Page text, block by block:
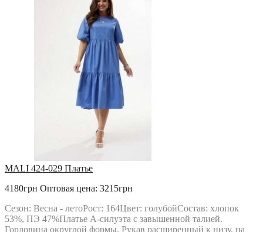
MALI 424-029 Платье
4180грн Оптовая цена: 3215грн
Сезон: Весна - летоРост: 164Цвет: голубойСостав: хлопок
53%, ПЭ 47%Платье А-силуэта с завышенной талией.
Горловина округлой формы. Рукав расширенный к низу, на